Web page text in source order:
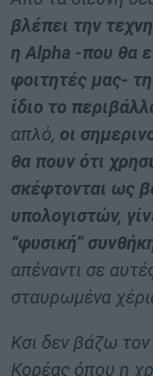
βλέπει την
η Alpha -που θα
φοιτητές μας-
ίδιο το
απλό, οι
θα πουν ότι
σκέφτονται ως
υπολογιστών,
“φυσική”
απέναντι σε
σταυρωμένα
Κσι δεν βάζω
Κορέας όπου η